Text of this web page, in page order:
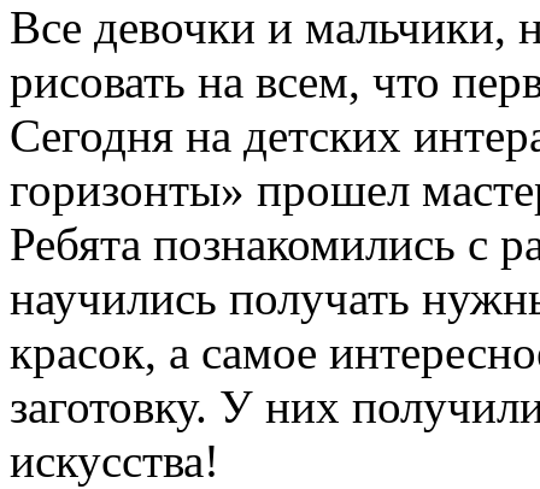
Все девочки и мальчики,
рисовать на всем, что
Сегодня на детских
горизонты» прошел
Ребята познакомились с
научились получать
красок, а самое
заготовку. У них
искусства!